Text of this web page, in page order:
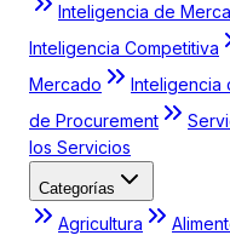
Inteligencia de
Inteligencia Competitiva
Mercado
Inteligencia
de Procurement
los Servicios
Categorías
Agricultura